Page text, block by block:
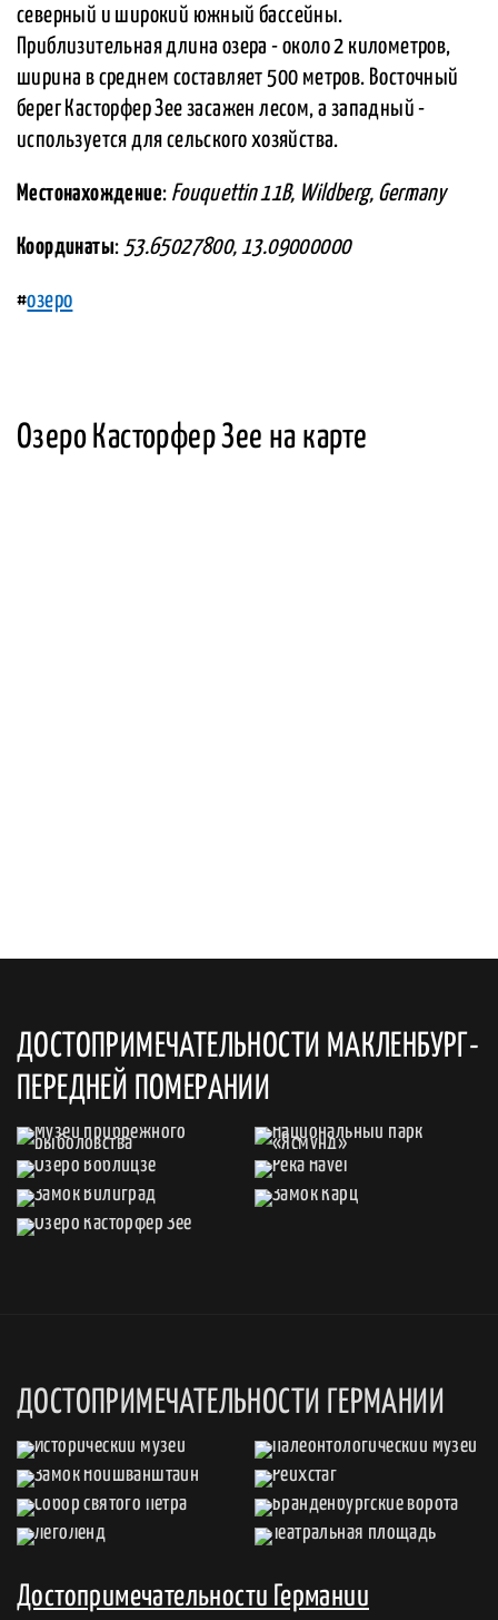
северный и широкий южный бассейны.
Приблизительная длина озера - около 2 километров,
ширина в среднем составляет 500 метров. Восточный
берег Касторфер Зее засажен лесом, а западный -
используется для сельского хозяйства.
Местонахождение: Fouquettin 11B, Wildberg, Germany
Координаты: 53.65027800, 13.09000000
#озеро
Озеро Касторфер Зее на карте
ДОСТОПРИМЕЧАТЕЛЬНОСТИ МАКЛЕНБУРГ-
ПЕРЕДНЕЙ ПОМЕРАНИИ
ДОСТОПРИМЕЧАТЕЛЬНОСТИ ГЕРМАНИИ
Достопримечательности Германии